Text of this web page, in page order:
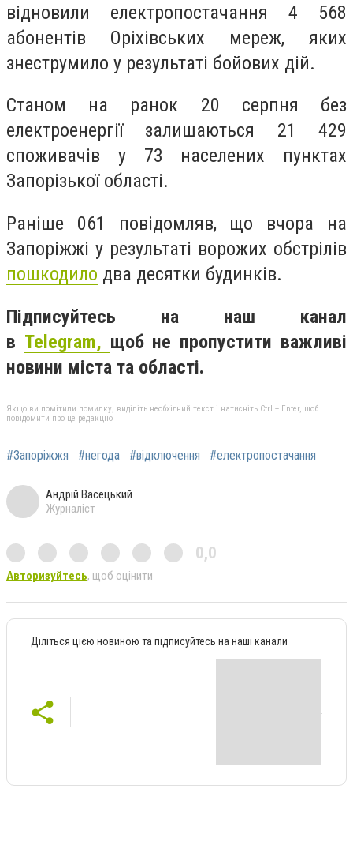
відновили електропостачання 4 568
абонентів Оріхівських мереж, яких
знеструмило у результаті бойових дій.
Станом на ранок 20 серпня без
електроенергії залишаються 21 429
споживачів у 73 населених пунктах
Запорізької області.
Раніше 061 повідомляв, що вчора на
Запоріжжі у результаті ворожих обстрілів
пошкодило два десятки будинків.
Підписуйтесь на наш канал
в Telegram, щоб не пропустити важливі
новини міста та області.
Якщо ви помітили помилку, виділіть необхідний текст і натисніть Ctrl + Enter, щоб
повідомити про це редакцію
#Запоріжжя #негода #відключення #електропостачання
Андрій Васецький
Журналіст
0,0
Авторизуйтесь, щоб оцінити
Діліться цією новиною та підписуйтесь на наші канали